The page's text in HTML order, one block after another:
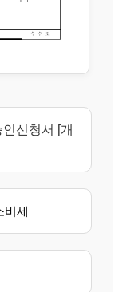
신청서 [개
비세